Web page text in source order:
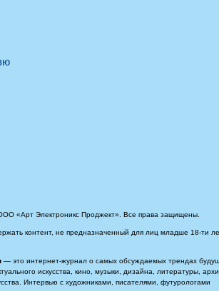
«Арт Электроникс Проджект». Все права защищены.
контент, не предназначенный для лиц младше 18-ти
— это интернет-журнал о самых обсуждаемых трендах
искусства, кино, музыки, дизайна, литературы,
Интервью с художниками, писателями, футурологами